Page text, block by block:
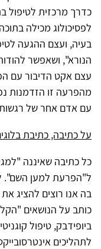
כדרך מרכזית לטיפול
לפסיכולוג מכילה
בעיה, ועצם ההגעה
הנורא", ושאפשר
עצם אקט הדיבור עם
מהפרעה זו הזדמנות
עם אדם אחר של
על כתיבה, כתיבת
כל כתיבה שאיננה
ל"הפרעת למען השם".
בה אנו רוצים להציג
כותב על הנושאים
ביופידבק, טיפול
לתהליכים